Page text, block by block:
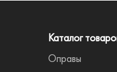
Каталог
Оправы